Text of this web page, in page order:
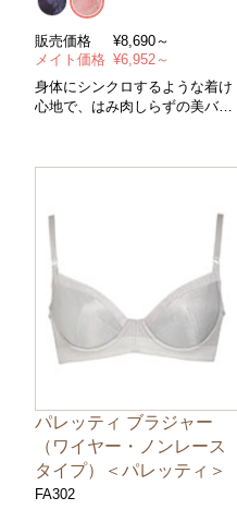
販売価格 ¥8,690～
メイト価格 ¥6,952～
身体にシンクロするような着け
心地で、はみ肉しらずの美バス
＊ノンワイヤー(３/４カップ) ＊
ー６５～９５cm ＊カラー/全２
パレッティ ブラジャー
（ワイヤー・ノンレース
タイプ）＜パレッティ＞
FA302